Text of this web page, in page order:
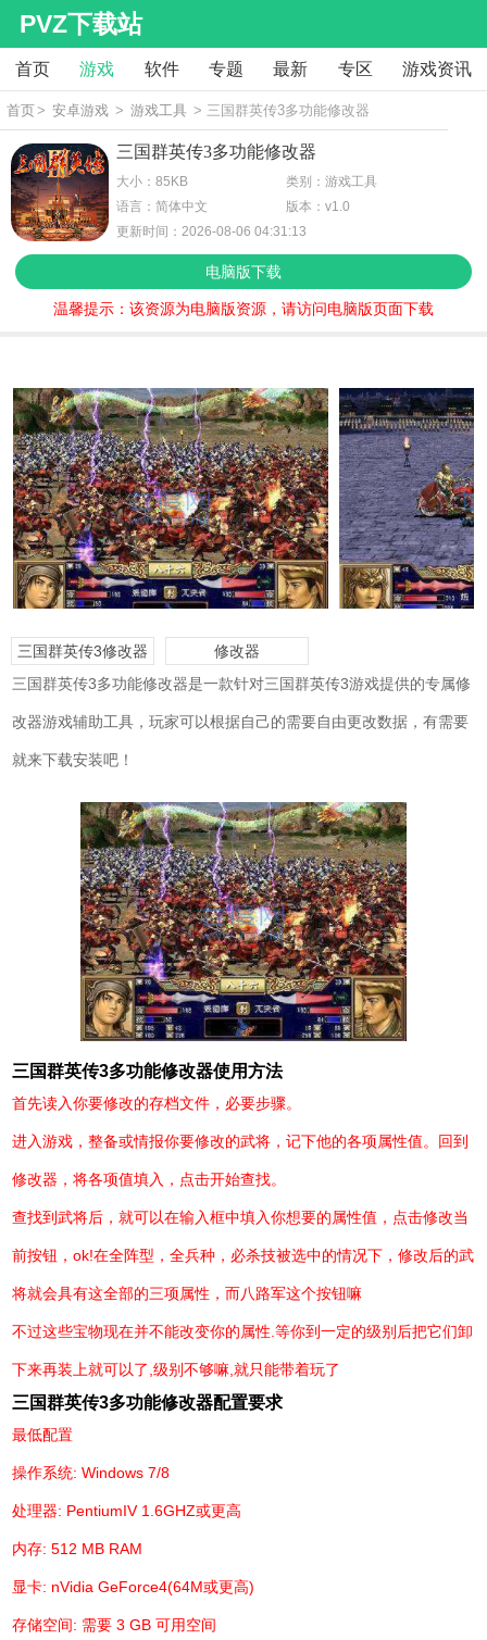
PVZ下载站
首页 游戏 软件 专题 最新 专区 游戏资讯
首页> 安卓游戏 > 游戏工具 > 三国群英传3多功能修改器
三国群英传3多功能修改器
大小：85KB
类别：游戏工具
语言：简体中文
版本：v1.0
更新时间：2026-08-06 04:31:13
电脑版下载
温馨提示：该资源为电脑版资源，请访问电脑版页面下载
三国群英传3修改器
修改器
三国群英传3多功能修改器是一款针对三国群英传3游戏提供的专属修
改器游戏辅助工具，玩家可以根据自己的需要自由更改数据，有需要
就来下载安装吧！
三国群英传3多功能修改器使用方法
首先读入你要修改的存档文件，必要步骤。
进入游戏，整备或情报你要修改的武将，记下他的各项属性值。回到
修改器，将各项值填入，点击开始查找。
查找到武将后，就可以在输入框中填入你想要的属性值，点击修改当
前按钮，ok!在全阵型，全兵种，必杀技被选中的情况下，修改后的武
将就会具有这全部的三项属性，而八路军这个按钮嘛
不过这些宝物现在并不能改变你的属性.等你到一定的级别后把它们卸
下来再装上就可以了,级别不够嘛,就只能带着玩了
三国群英传3多功能修改器配置要求
最低配置
操作系统: Windows 7/8
处理器: PentiumIV 1.6GHZ或更高
内存: 512 MB RAM
显卡: nVidia GeForce4(64M或更高)
存储空间: 需要 3 GB 可用空间